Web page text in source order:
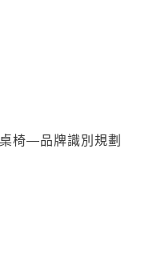
椅—品牌識別規劃